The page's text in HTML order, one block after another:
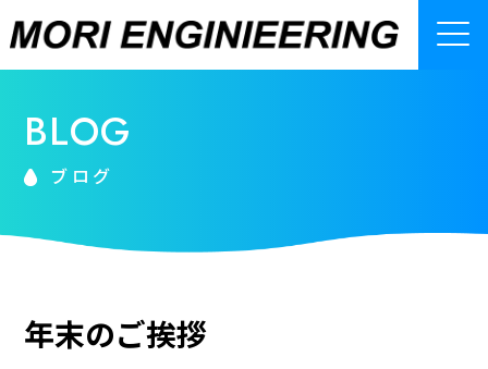
有限会社モリエンジニアリング
BLOG
ブログ
年末のご挨拶